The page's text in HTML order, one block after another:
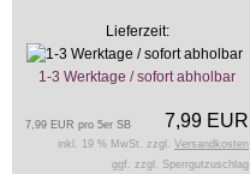
Lieferzeit:
1-3 Werktage / sofort abholbar
7,99 EUR
7,99 EUR pro 5er SB
inkl. 19 % MwSt. zzgl. Versandkosten
ggf. zzgl. Sperrgutzuschlag